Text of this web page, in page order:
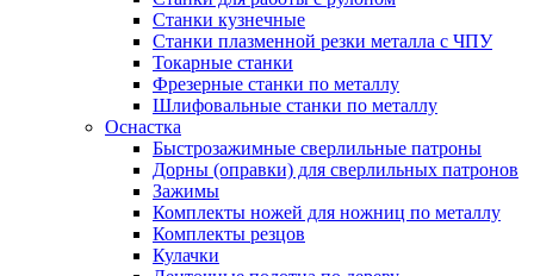
Станки кузнечные
Станки плазменной резки металла с ЧПУ
Токарные станки
Фрезерные станки по металлу
Шлифовальные станки по металлу
Оснастка
Быстрозажимные сверлильные патроны
Дорны (оправки) для сверлильных патронов
Зажимы
Комплекты ножей для ножниц по металлу
Комплекты резцов
Кулачки